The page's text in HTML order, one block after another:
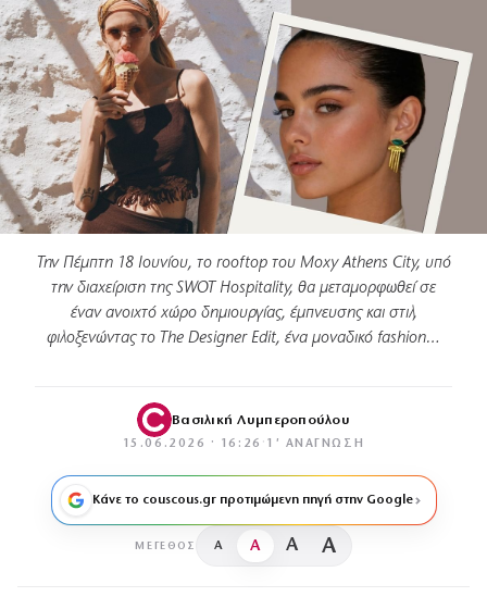
Την Πέμπτη 18 Ιουνίου, το rooftop του Moxy Athens City, υπό
την διαχείριση της SWOT Hospitality, θα μεταμορφωθεί σε
έναν ανοιχτό χώρο δημιουργίας, έμπνευσης και στιλ,
φιλοξενώντας το The Designer Edit, ένα μοναδικό fashion…
Βασιλική Λυμπεροπούλου
15.06.2026 · 16:26 · 1′ ΑΝΆΓΝΩΣΗ
Κάνε το couscous.gr προτιμώμενη πηγή στην Google
ΜΈΓΕΘΟΣ A A A A